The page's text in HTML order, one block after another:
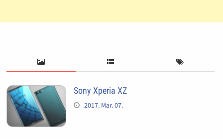
Sony Xperia XZ
2017. Mar. 07.